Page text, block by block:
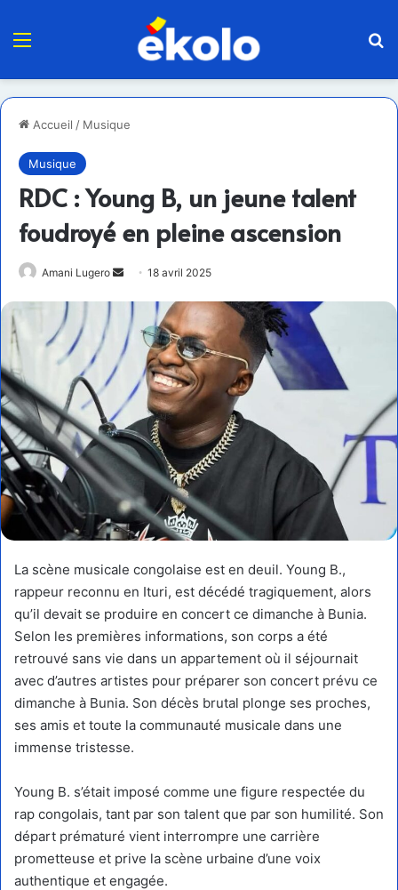
Menu
Accueil / Musique
Musique
RDC : Young B, un jeune talent
foudroyé en pleine ascension
Amani Lugero
Envoyer
courriel
18 avril 2025
La scène musicale congolaise est en deuil. Young B.,
rappeur reconnu en Ituri, est décédé tragiquement, alors
qu’il devait se produire en concert ce dimanche à Bunia.
Selon les premières informations, son corps a été
retrouvé sans vie dans un appartement où il séjournait
avec d’autres artistes pour préparer son concert prévu ce
dimanche à Bunia. Son décès brutal plonge ses proches,
ses amis et toute la communauté musicale dans une
immense tristesse.
Young B. s’était imposé comme une figure respectée du
rap congolais, tant par son talent que par son humilité. Son
départ prématuré vient interrompre une carrière
prometteuse et prive la scène urbaine d’une voix
authentique et engagée.